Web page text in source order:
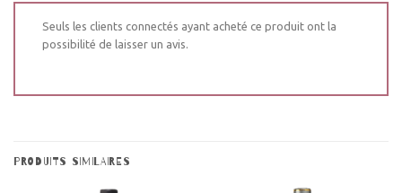
Seuls les clients connectés ayant acheté ce produit ont la
possibilité de laisser un avis.
PRODUITS SIMILAIRES